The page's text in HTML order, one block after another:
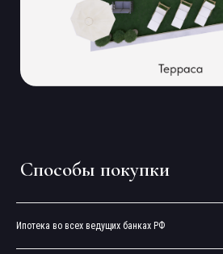
Ипотека во всех ведущих банках РФ
Заполните форму и наши менеджеры
с вами, чтобы провести персональную